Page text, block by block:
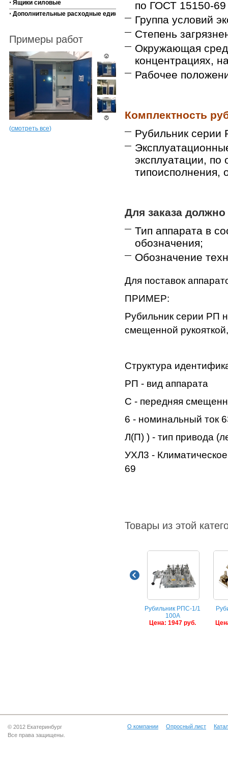
⋅ Ящики силовые
⋅ Дополнительные расходные единицы
Примеры работ
(смотреть все)
по ГОСТ 15150-69
Группа условий
Степень
Окружающая
концентрациях,
Рабочее
Комплектность
Рубильник серии
эксплуатации, по
типоисполнения,
Для заказа
Тип аппарата в
обозначения;
Обозначение
Для поставок
ПРИМЕР:
Рубильник серии РП
смещенной
Структура
РП - вид аппарата
С - передняя
6 - номинальный ток
Л(П) ) - тип привода
УХЛ3 -
69
Товары из этой
Рубильник РПС-1/1
100А
Цена: 1947 руб.
© 2012 Екатеринбург
Все права защищены.
О компании Опросный лист